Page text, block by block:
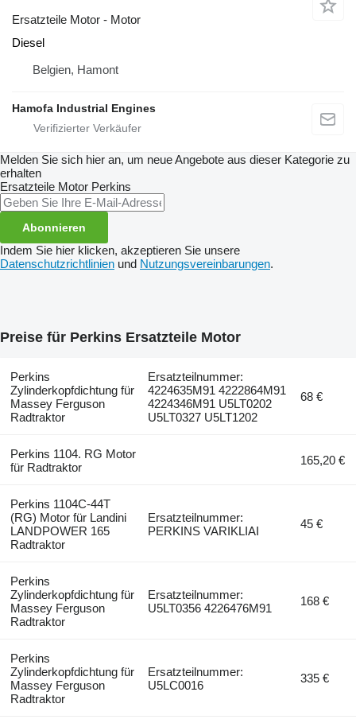
Ersatzteile Motor - Motor
Diesel
Belgien, Hamont
Hamofa Industrial Engines
Melden Sie sich hier an, um neue Angebote aus dieser Kategorie zu
erhalten
Ersatzteile Motor Perkins
Abonnieren
Indem Sie hier klicken, akzeptieren Sie unsere
Datenschutzrichtlinien und Nutzungsvereinbarungen.
Preise für Perkins Ersatzteile Motor
Perkins
Zylinderkopfdichtung für
Massey Ferguson
Radtraktor
Ersatzteilnummer:
4224635M91 4222864M91
4224346M91 U5LT0202
U5LT0327 U5LT1202
68 €
Perkins 1104. RG Motor
für Radtraktor
165,20 €
Perkins 1104C-44T
(RG) Motor für Landini
LANDPOWER 165
Radtraktor
Ersatzteilnummer:
PERKINS VARIKLIAI
45 €
Perkins
Zylinderkopfdichtung für
Massey Ferguson
Radtraktor
Ersatzteilnummer:
U5LT0356 4226476M91
168 €
Perkins
Zylinderkopfdichtung für
Massey Ferguson
Radtraktor
Ersatzteilnummer:
U5LC0016
335 €